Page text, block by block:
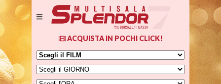
ACQUISTA IN POCHI CLICK!